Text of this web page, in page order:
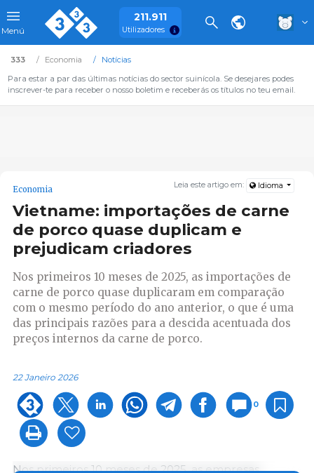
Menú
211.911
Utilizadores
333 Economia
Notícias
Para estar a par das últimas notícias do sector suinícola. Se desejares podes
inscrever-te para receber o nosso boletim e receberás os títulos no teu email.
Leia este artigo em: Idioma
Economia
Vietname: importações de carne
de porco quase duplicam e
prejudicam criadores
Nos primeiros 10 meses de 2025, as importações de
carne de porco quase duplicaram em comparação
com o mesmo período do ano anterior, o que é uma
das principais razões para a descida acentuada dos
preços internos da carne de porco.
22 Janeiro 2026
0
Nos primeiros 10 meses de 2025, as empresas